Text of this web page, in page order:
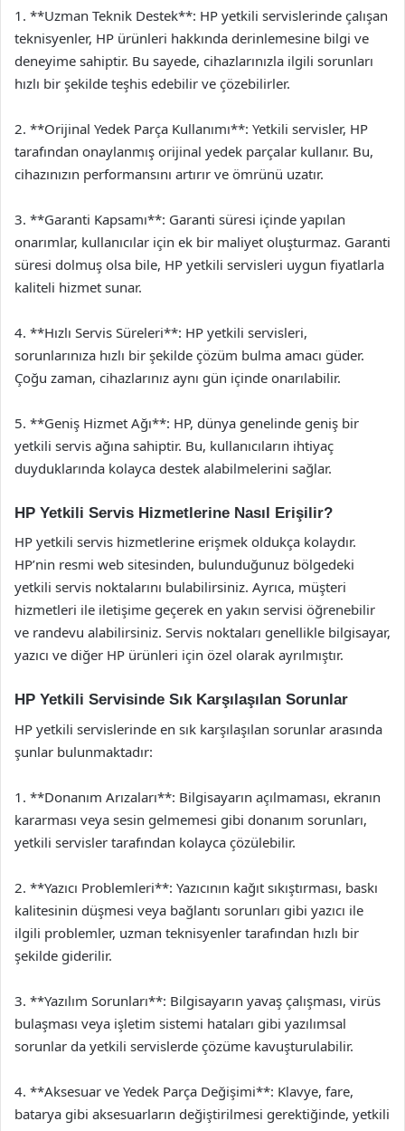
1. **Uzman Teknik Destek**: HP yetkili servislerinde çalışan
teknisyenler, HP ürünleri hakkında derinlemesine bilgi ve
deneyime sahiptir. Bu sayede, cihazlarınızla ilgili sorunları
hızlı bir şekilde teşhis edebilir ve çözebilirler.
2. **Orijinal Yedek Parça Kullanımı**: Yetkili servisler, HP
tarafından onaylanmış orijinal yedek parçalar kullanır. Bu,
cihazınızın performansını artırır ve ömrünü uzatır.
3. **Garanti Kapsamı**: Garanti süresi içinde yapılan
onarımlar, kullanıcılar için ek bir maliyet oluşturmaz. Garanti
süresi dolmuş olsa bile, HP yetkili servisleri uygun fiyatlarla
kaliteli hizmet sunar.
4. **Hızlı Servis Süreleri**: HP yetkili servisleri,
sorunlarınıza hızlı bir şekilde çözüm bulma amacı güder.
Çoğu zaman, cihazlarınız aynı gün içinde onarılabilir.
5. **Geniş Hizmet Ağı**: HP, dünya genelinde geniş bir
yetkili servis ağına sahiptir. Bu, kullanıcıların ihtiyaç
duyduklarında kolayca destek alabilmelerini sağlar.
HP Yetkili Servis Hizmetlerine Nasıl Erişilir?
HP yetkili servis hizmetlerine erişmek oldukça kolaydır.
HP’nin resmi web sitesinden, bulunduğunuz bölgedeki
yetkili servis noktalarını bulabilirsiniz. Ayrıca, müşteri
hizmetleri ile iletişime geçerek en yakın servisi öğrenebilir
ve randevu alabilirsiniz. Servis noktaları genellikle bilgisayar,
yazıcı ve diğer HP ürünleri için özel olarak ayrılmıştır.
HP Yetkili Servisinde Sık Karşılaşılan Sorunlar
HP yetkili servislerinde en sık karşılaşılan sorunlar arasında
şunlar bulunmaktadır:
1. **Donanım Arızaları**: Bilgisayarın açılmaması, ekranın
kararması veya sesin gelmemesi gibi donanım sorunları,
yetkili servisler tarafından kolayca çözülebilir.
2. **Yazıcı Problemleri**: Yazıcının kağıt sıkıştırması, baskı
kalitesinin düşmesi veya bağlantı sorunları gibi yazıcı ile
ilgili problemler, uzman teknisyenler tarafından hızlı bir
şekilde giderilir.
3. **Yazılım Sorunları**: Bilgisayarın yavaş çalışması, virüs
bulaşması veya işletim sistemi hataları gibi yazılımsal
sorunlar da yetkili servislerde çözüme kavuşturulabilir.
4. **Aksesuar ve Yedek Parça Değişimi**: Klavye, fare,
batarya gibi aksesuarların değiştirilmesi gerektiğinde, yetkili